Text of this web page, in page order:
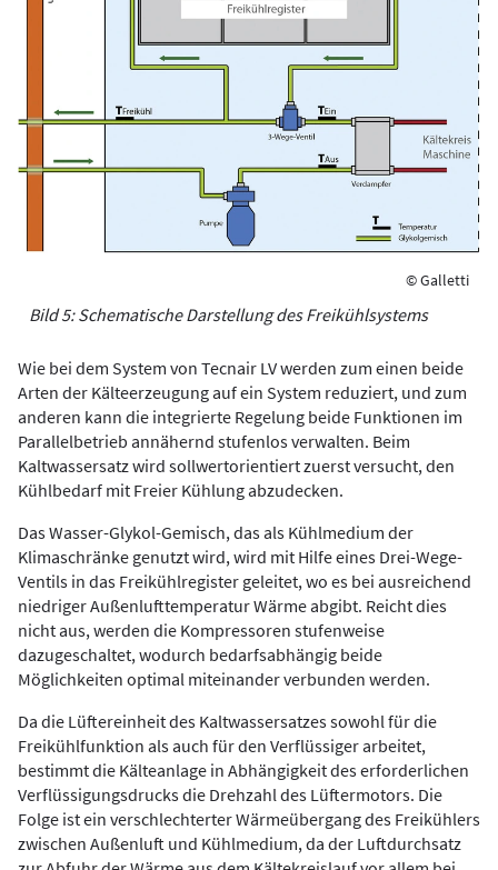
© Galletti
Bild 5: Schematische Darstellung des Freikühlsystems
Wie bei dem System von Tecnair LV werden zum einen beide
Arten der Kälteerzeugung auf ein System reduziert, und zum
anderen kann die integrierte Regelung beide Funktionen im
Parallelbetrieb annähernd stufenlos verwalten. Beim
Kaltwassersatz wird sollwertorientiert zuerst versucht, den
Kühlbedarf mit Freier Kühlung abzudecken.
Das Wasser-Glykol-Gemisch, das als Kühlmedium der
Klimaschränke genutzt wird, wird mit Hilfe eines Drei-Wege-
Ventils in das Freikühlregister geleitet, wo es bei ausreichend
niedriger Außenlufttemperatur Wärme abgibt. Reicht dies
nicht aus, werden die Kompressoren stufenweise
dazugeschaltet, wodurch bedarfsabhängig beide
Möglichkeiten optimal miteinander verbunden werden.
Da die Lüftereinheit des Kaltwassersatzes sowohl für die
Freikühlfunktion als auch für den Verflüssiger arbeitet,
bestimmt die Kälteanlage in Abhängigkeit des erforderlichen
Verflüssigungsdrucks die Drehzahl des Lüftermotors. Die
Folge ist ein verschlechterter Wärmeübergang des Freikühlers
zwischen Außenluft und Kühlmedium, da der Luftdurchsatz